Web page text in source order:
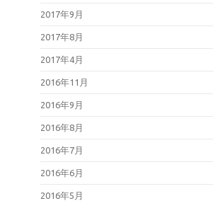
2017年9月
2017年8月
2017年4月
2016年11月
2016年9月
2016年8月
2016年7月
2016年6月
2016年5月